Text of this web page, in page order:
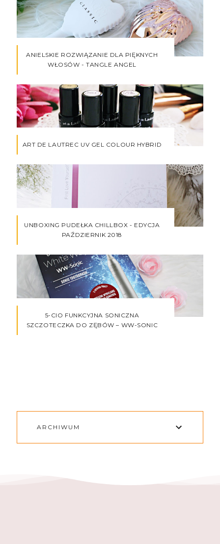
ANIELSKIE ROZWIĄZANIE DLA PIĘKNYCH
WŁOSÓW - TANGLE ANGEL
ART DE LAUTREC UV GEL COLOUR HYBRID
UNBOXING PUDEŁKA CHILLBOX - EDYCJA
PAŹDZIERNIK 2018
5-CIO FUNKCYJNA SONICZNA
SZCZOTECZKA DO ZĘBÓW – WW-SONIC
ARCHIWUM